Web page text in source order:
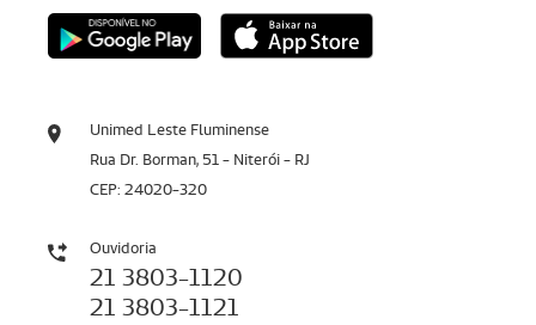
Unimed Leste Fluminense
Rua Dr. Borman, 51 - Niterói - RJ
CEP: 24020-320
Ouvidoria
21 3803-1120
21 3803-1121